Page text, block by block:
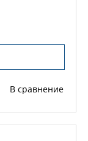
В сравнение